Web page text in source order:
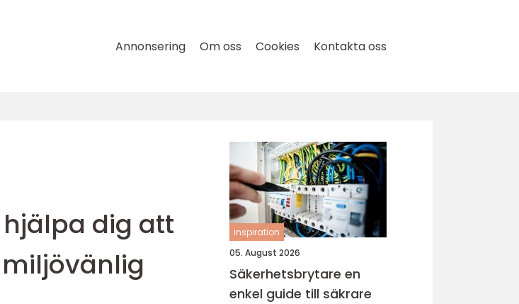
Annonsering Om oss Cookies Kontakta oss
dig att
inspiration
05. August 2026
Säkerhetsbrytare en
enkel guide till säkrare